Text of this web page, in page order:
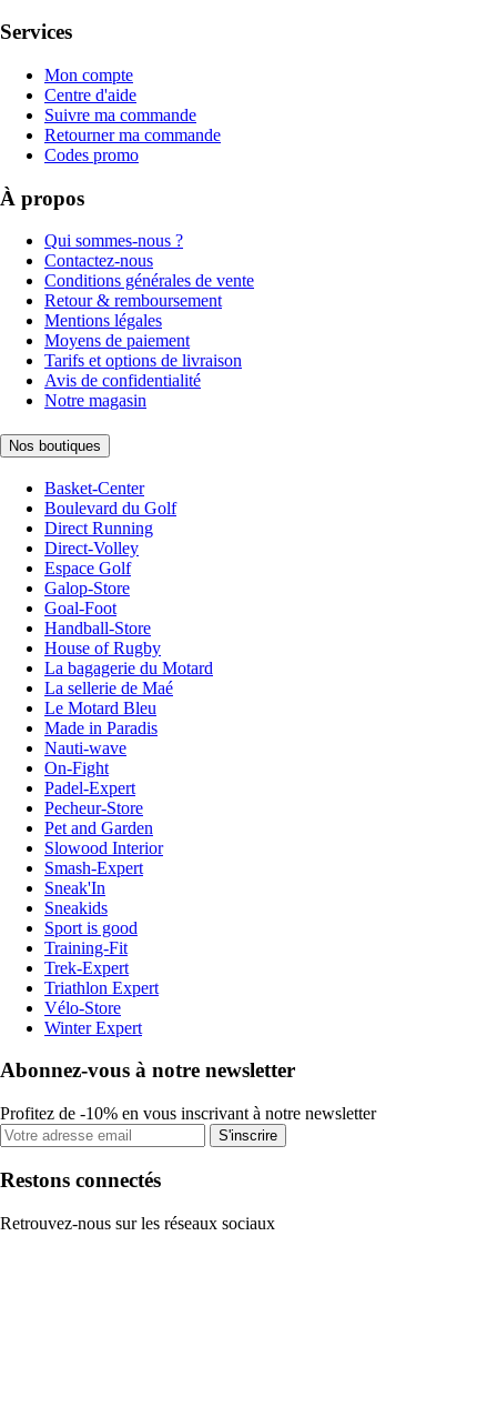
Services
Mon compte
Centre d'aide
Suivre ma commande
Retourner ma commande
Codes promo
À propos
Qui sommes-nous ?
Contactez-nous
Conditions générales de vente
Retour & remboursement
Mentions légales
Moyens de paiement
Tarifs et options de livraison
Avis de confidentialité
Notre magasin
Nos boutiques
Basket-Center
Boulevard du Golf
Direct Running
Direct-Volley
Espace Golf
Galop-Store
Goal-Foot
Handball-Store
House of Rugby
La bagagerie du Motard
La sellerie de Maé
Le Motard Bleu
Made in Paradis
Nauti-wave
On-Fight
Padel-Expert
Pecheur-Store
Pet and Garden
Slowood Interior
Smash-Expert
Sneak'In
Sneakids
Sport is good
Training-Fit
Trek-Expert
Triathlon Expert
Vélo-Store
Winter Expert
Abonnez-vous à notre newsletter
Profitez de -10% en vous inscrivant à notre newsletter
S'inscrire
Restons connectés
Retrouvez-nous sur les réseaux sociaux